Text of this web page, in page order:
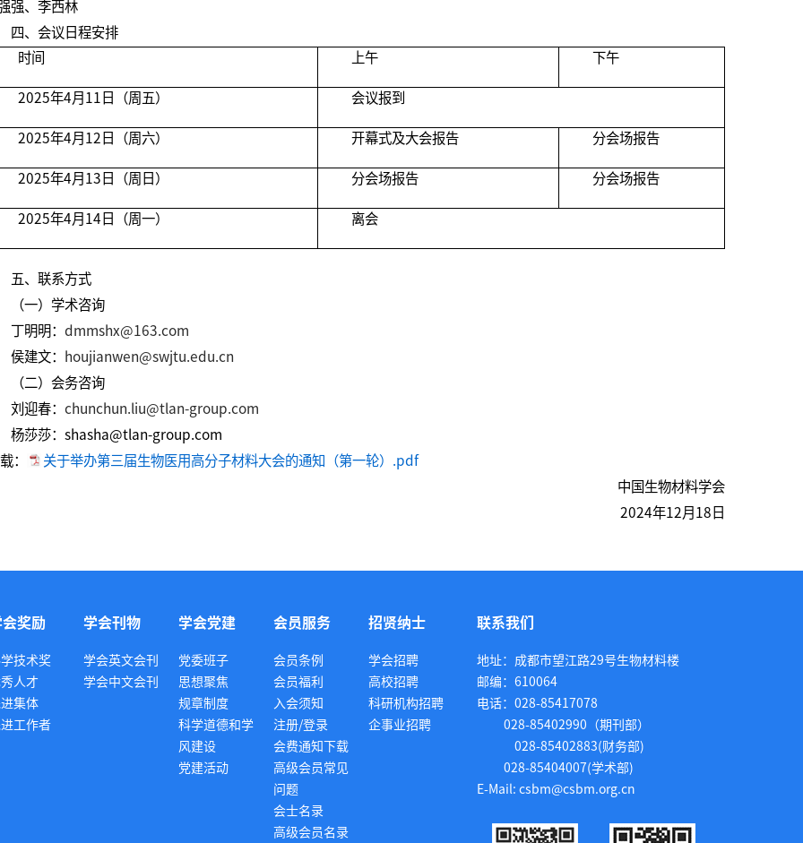
强、李西林
四、会议日程安排
时间
上午 下午
2025年4月11日（周五） 会议报到
2025年4月12日（周六） 开幕式及大会报告 分会场报告
2025年4月13日（周日） 分会场报告 分会场报告
2025年4月14日（周一） 离会
五、联系方式
（一）学术咨询
丁明明：dmmshx@163.com
侯建文：
houjianwen@swjtu.edu.cn
（二）会务咨询
刘迎春：chunchun.liu@tlan-group.com
杨莎莎：shasha@tlan-group.com
：
关于举办第三届生物医用高分子材料大会的通知（第一轮）.pdf
中国生物材料学会
2024年12月18日
奖励
技术奖
人才
集体
工作者
学会刊物
学会英文会刊
学会中文会刊
学会党建
党委班子
思想聚焦
规章制度
科学道德和学
风建设
党建活动
会员服务
会员条例
会员福利
入会须知
注册/登录
会费通知下载
高级会员常见
问题
会士名录
高级会员名录
招贤纳士
学会招聘
高校招聘
科研机构招聘
企事业招聘
联系我们
地址：成都市望江路29号生物材料楼
邮编：610064
电话：028-85417078
028-85402990（期刊部）
028-85402883(财务部)
028-85404007(学术部)
E-Mail: csbm@csbm.org.cn